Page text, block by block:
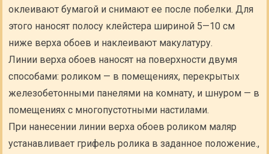
оклеивают бумагой и снимают ее после побелки. Для
этого наносят полосу клейстера шириной 5—10 см
ниже верха обоев и наклеивают макулатуру.
Линии верха обоев наносят на поверхности двумя
способами: роликом — в помещениях, перекрытых
железобетонными панелями на комнату, и шнуром — в
помещениях с многопустотными настилами.
При нанесении линии верха обоев роликом маляр
устанавливает грифель ролика в заданное положение.,